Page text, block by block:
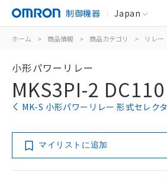
制御機器 Japan
ホーム > 商品情報 > 商品カテゴリ > リレー
小形パワーリレー
MKS3PI-2 DC110
MK-S 小形パワーリレー 形式セレクタ
マイリストに追加